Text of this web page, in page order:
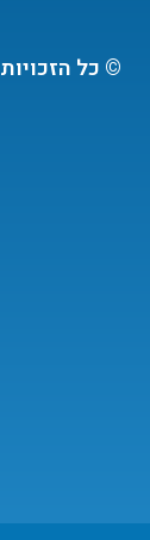
© כל הזכויות